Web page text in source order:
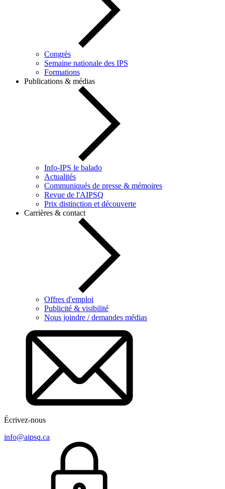
Congrès
Semaine nationale des IPS
Formations
Publications & médias
Info-IPS le balado
Actualités
Communiqués de presse & mémoires
Revue de l'AIPSQ
Prix distinction et découverte
Carrières & contact
Offres d'emploi
Publicité & visibilité
Nous joindre / demandes médias
Écrivez-nous
info@aipsq.ca